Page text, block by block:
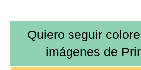
Quiero seguir
imágenes de